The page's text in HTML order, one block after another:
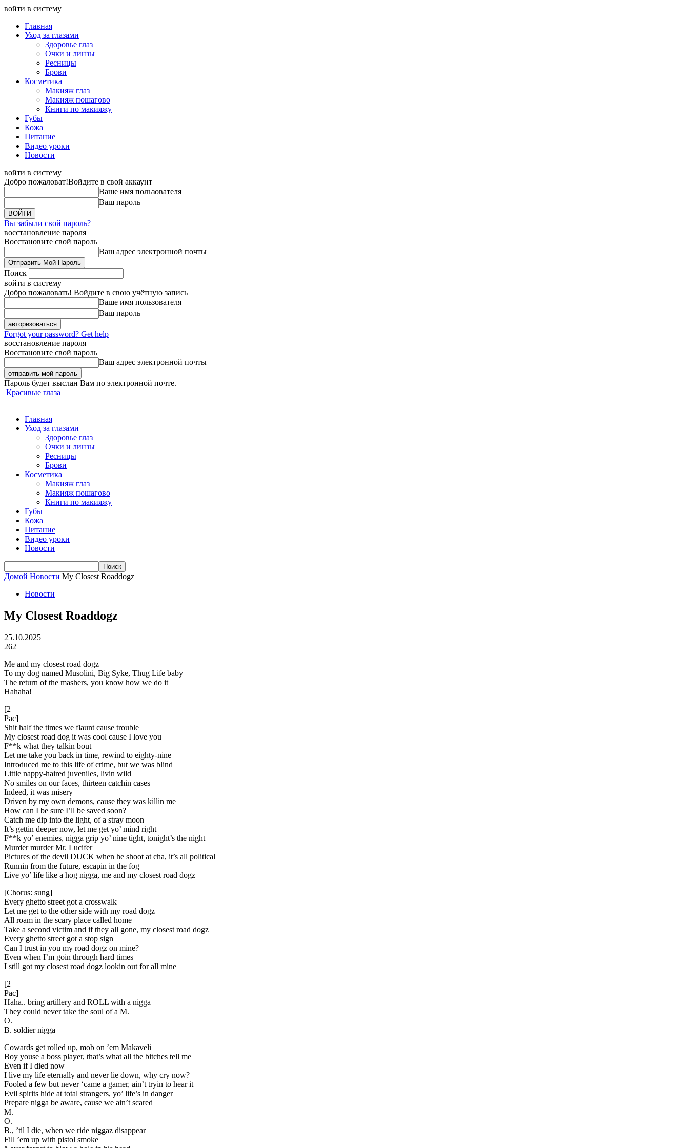
войти в систему
Главная
Уход за глазами
Здоровье глаз
Очки и линзы
Ресницы
Брови
Косметика
Макияж глаз
Макияж пошагово
Книги по макияжу
Губы
Кожа
Питание
Видео уроки
Новости
войти в систему
Добро пожаловат!Войдите в свой аккаунт
Ваше имя пользователя
Ваш пароль
Вы забыли свой пароль?
восстановление пароля
Восстановите свой пароль
Ваш адрес электронной почты
Поиск
войти в систему
Добро пожаловать! Войдите в свою учётную запись
Ваше имя пользователя
Ваш пароль
Forgot your password? Get help
восстановление пароля
Восстановите свой пароль
Ваш адрес электронной почты
Пароль будет выслан Вам по электронной почте.
Красивые глаза
Главная
Уход за глазами
Здоровье глаз
Очки и линзы
Ресницы
Брови
Косметика
Макияж глаз
Макияж пошагово
Книги по макияжу
Губы
Кожа
Питание
Видео уроки
Новости
Домой Новости My Closest Roaddogz
Новости
My Closest Roaddogz
25.10.2025
262
Me and my closest road dogz
To my dog named Musolini, Big Syke, Thug Life baby
The return of the mashers, you know how we do it
Hahaha!
[2
Pac]
Shit half the times we flaunt cause trouble
My closest road dog it was cool cause I love you
F**k what they talkin bout
Let me take you back in time, rewind to eighty-nine
Introduced me to this life of crime, but we was blind
Little nappy-haired juveniles, livin wild
No smiles on our faces, thirteen catchin cases
Indeed, it was misery
Driven by my own demons, cause they was killin me
How can I be sure I’ll be saved soon?
Catch me dip into the light, of a stray moon
It’s gettin deeper now, let me get yo’ mind right
F**k yo’ enemies, nigga grip yo’ nine tight, tonight’s the night
Murder murder Mr. Lucifer
Pictures of the devil DUCK when he shoot at cha, it’s all political
Runnin from the future, escapin in the fog
Live yo’ life like a hog nigga, me and my closest road dogz
[Chorus: sung]
Every ghetto street got a crosswalk
Let me get to the other side with my road dogz
All roam in the scary place called home
Take a second victim and if they all gone, my closest road dogz
Every ghetto street got a stop sign
Can I trust in you my road dogz on mine?
Even when I’m goin through hard times
I still got my closest road dogz lookin out for all mine
[2
Pac]
Haha.. bring artillery and ROLL with a nigga
They could never take the soul of a M.
O.
B. soldier nigga
Cowards get rolled up, mob on ’em Makaveli
Boy youse a boss player, that’s what all the bitches tell me
Even if I died now
I live my life eternally and never lie down, why cry now?
Fooled a few but never ‘came a gamer, ain’t tryin to hear it
Evil spirits hide at total strangers, yo’ life’s in danger
Prepare nigga be aware, cause we ain’t scared
M.
O.
B., ’til I die, when we ride niggaz disappear
Fill ’em up with pistol smoke